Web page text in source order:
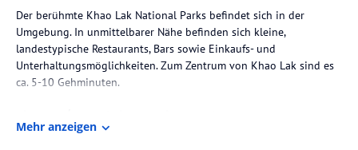
Der berühmte Khao Lak National Parks befindet sich in der
Umgebung. In unmittelbarer Nähe befinden sich kleine,
landestypische Restaurants, Bars sowie Einkaufs- und
Unterhaltungsmöglichkeiten. Zum Zentrum von Khao Lak sind es
ca. 5-10 Gehminuten.
Mehr anzeigen